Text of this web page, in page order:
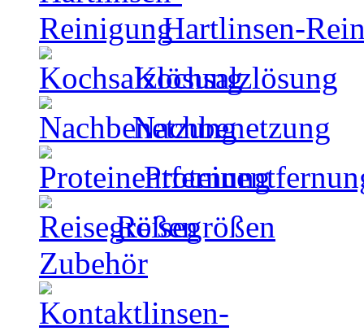
Hartlinsen-
Kochsalzlösung
Nachbenetzung
Reisegrößen
Zubehör